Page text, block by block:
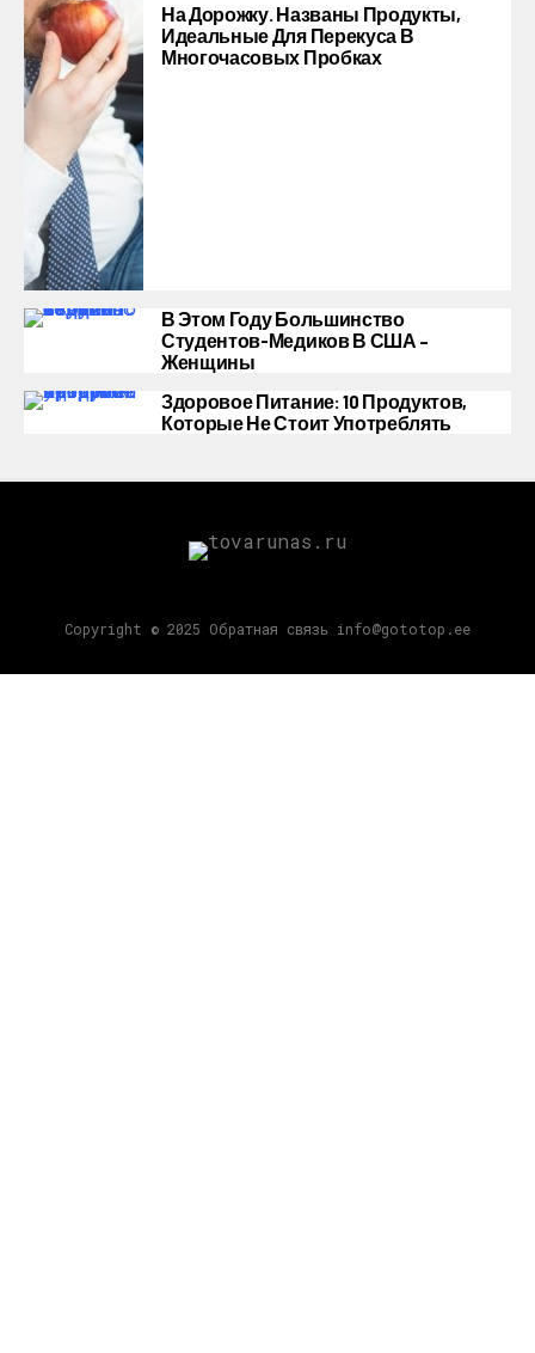
На Дорожку. Названы Продукты,
Идеальные Для Перекуса В
Многочасовых Пробках
В Этом Году Большинство
Студентов-Медиков В США –
Женщины
Здоровое Питание: 10 Продуктов,
Которые Не Стоит Употреблять
Copyright © 2025 Обратная связь info@gototop.ee